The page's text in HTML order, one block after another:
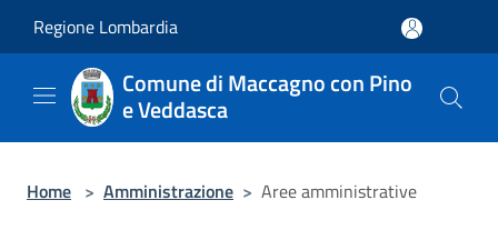
Regione Lombardia
Comune di Maccagno con Pino
e Veddasca
Home > Amministrazione > Aree amministrative